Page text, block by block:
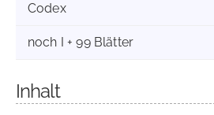
Codex
noch I + 99 Blätter
Inhalt